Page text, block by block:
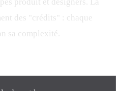
des "crédits" : chaque
sa complexité.